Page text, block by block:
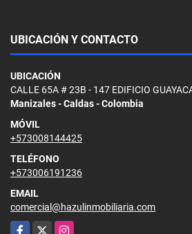
UBICACIÓN Y CONTACTO
UBICACIÓN
CALLE 65A # 23B - 147 EDIFICIO
Manizales - Caldas - Colombia
MÓVIL
+573008144425
TELÉFONO
+573006191236
EMAIL
comercial@hazulinmobiliaria.com
Facebook
X Instagram